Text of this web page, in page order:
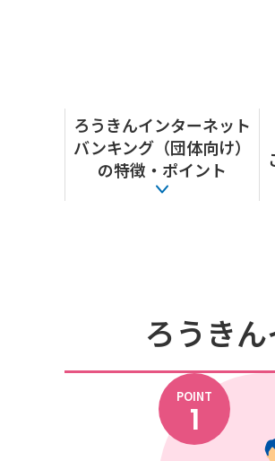
ろうきんインターネット
バンキング（団体向け）
の特徴・ポイント
ろうき
POINT
1